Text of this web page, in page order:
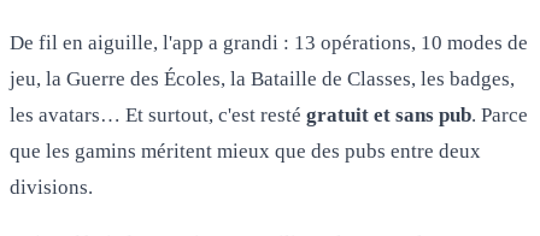
De fil en aiguille, l'app a grandi : 13 opérations, 10 modes de
jeu, la Guerre des Écoles, la Bataille de Classes, les badges,
les avatars… Et surtout, c'est resté gratuit et sans pub. Parce
que les gamins méritent mieux que des pubs entre deux
divisions.